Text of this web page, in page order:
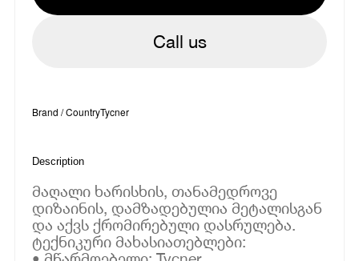
Call us
Brand / CountryTycner
Description
მაღალი ხარისხის, თანამედროვე
დიზაინის, დამზადებულია მეტალისგან
და აქვს ქრომირებული დასრულება.
ტექნიკური მახასიათებლები: